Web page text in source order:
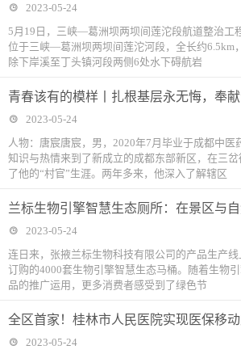
2023-05-24
5月19日，三峡—葛洲坝两坝间莲沱段航道整治工
位于三峡—葛洲坝两坝间莲沱河段，全长约6.5km
除下岸溪至丁头镇河段两侧6处水下碍航岩
青春该有的模样丨扎根基层永无悔，奉
2023-05-24
人物：唐宸唐宸，男，2020年7月毕业于成都中医
知识与热情来到了新成立的成都东部新区，在三
了他的“村官”生涯。两年多来，他深入了解辖区
兰标生物引擎智慧生态厕所：在景区与
2023-05-24
连日来，张掖兰标生物科技有限公司的产品生产
订购的4000套生物引擎智慧生态马桶。随着生物
品的推广运用，更多消费者感受到了绿色节
全区首家！桂林市人民医院实现医保移
2023-05-24